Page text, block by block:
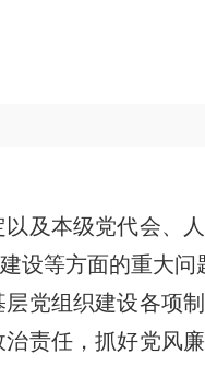
及本级党代会、
设等方面的重大问
党组织建设各项
责任，抓好党风